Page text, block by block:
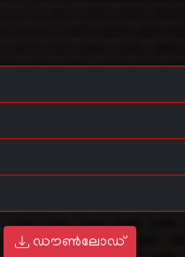
ഡൗൺലോഡ്